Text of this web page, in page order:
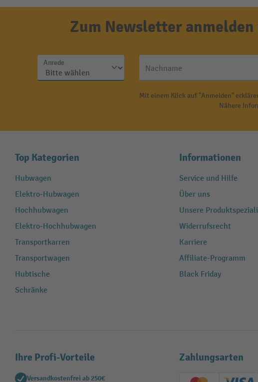
Zum Newsletter
Anrede
Nachname
Mit einem Klick auf "Anmelden"
Nähere
Top Kategorien
Hubwagen
Elektro-Hubwagen
Hochhubwagen
Elektro-Hochhubwagen
Transportkarren
Transportwagen
Hubtische
Schränke
Informationen
Service und Hilfe
Über uns
Unsere
Widerrufsrecht
Karriere
Affiliate-Programm
Black Friday
Ihre Profi-Vorteile
Versandkostenfrei ab 250€
Zahlungsarten